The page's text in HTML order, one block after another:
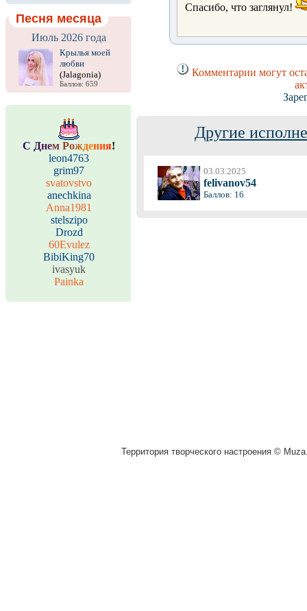
Песня месяца
Июль 2026 года
Крылья моей
любви
(Jalagonia)
Баллов: 659
С Днем Рождения!
leon4763
grim97
svatovstvo
anechkina
Anna1981
stelszipo
Drozd
60Evulez
BibiKing70
ivasyuk
Painka
Спасибо, что заглянул!
Комментарии могут
Другие
03.03.2025
felivanov54
Баллов: 16
Территория творческого настроения ©